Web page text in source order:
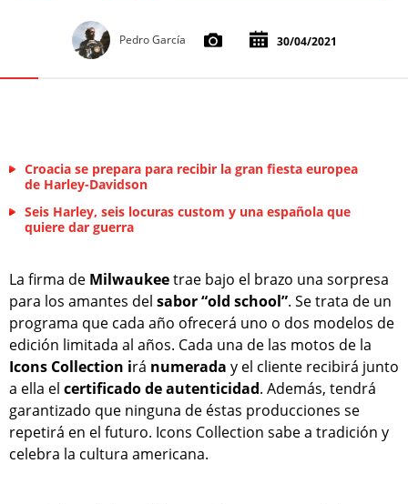
Pedro García 30/04/2021
Croacia se prepara para recibir la gran fiesta europea
de Harley-Davidson
Seis Harley, seis locuras custom y una española que
quiere dar guerra
La firma de Milwaukeetrae bajo el brazo una sorpresa
para los amantes del sabor “old school”. Se trata de un
programa que cada año ofrecerá uno o dos modelos de
edición limitada al años. Cada una de las motos de la
Icons Collection irá numerada y el cliente recibirá junto
a ella el certificado de autenticidad. Además, tendrá
garantizado que ninguna de éstas producciones se
repetirá en el futuro. Icons Collection sabe a tradición y
celebra la cultura americana.